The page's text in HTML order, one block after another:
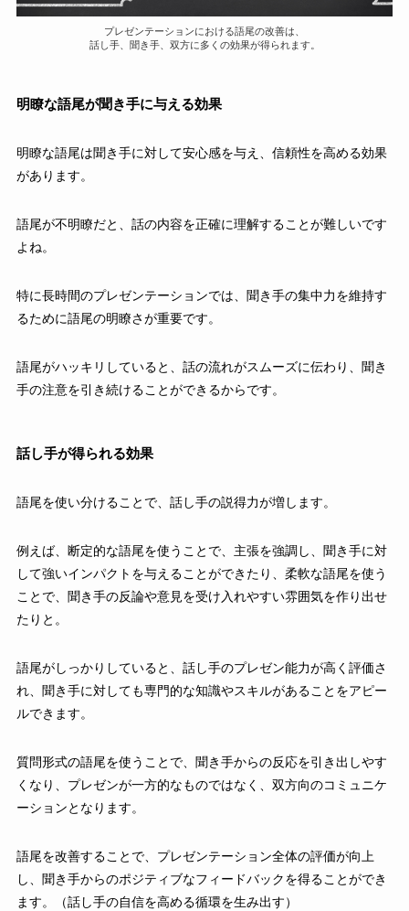
プレゼンテーションにおける語尾の改善は、
話し手、聞き手、双方に多くの効果が得られます。
明瞭な語尾が聞き手に与える効果
明瞭な語尾は聞き手に対して安心感を与え、信頼性を高める効果
があります。
語尾が不明瞭だと、話の内容を正確に理解することが難しいです
よね。
特に長時間のプレゼンテーションでは、聞き手の集中力を維持す
るために語尾の明瞭さが重要です。
語尾がハッキリしていると、話の流れがスムーズに伝わり、聞き
手の注意を引き続けることができるからです。
話し手が得られる効果
語尾を使い分けることで、話し手の説得力が増します。
例えば、断定的な語尾を使うことで、主張を強調し、聞き手に対
して強いインパクトを与えることができたり、柔軟な語尾を使う
ことで、聞き手の反論や意見を受け入れやすい雰囲気を作り出せ
たりと。
語尾がしっかりしていると、話し手のプレゼン能力が高く評価さ
れ、聞き手に対しても専門的な知識やスキルがあることをアピー
ルできます。
質問形式の語尾を使うことで、聞き手からの反応を引き出しやす
くなり、プレゼンが一方的なものではなく、双方向のコミュニケ
ーションとなります。
語尾を改善することで、プレゼンテーション全体の評価が向上
し、聞き手からのポジティブなフィードバックを得ることができ
ます。（話し手の自信を高める循環を生み出す）